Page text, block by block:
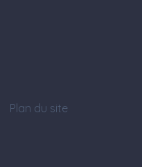
Plan du site